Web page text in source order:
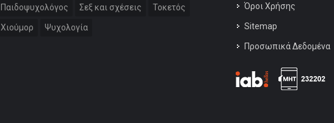
Παιδοψυχολόγος Σεξ και σχέσεις Τοκετός
Χιούμορ Ψυχολογία
Όροι Χρήσης
Sitemap
Προσωπικά Δεδομένα